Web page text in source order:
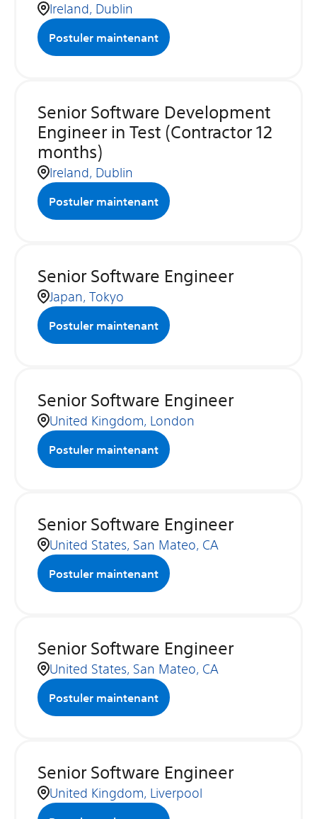
Ireland, Dublin
Postuler maintenant
Senior Software Development
Engineer in Test (Contractor 12
months)
Ireland, Dublin
Postuler maintenant
Senior Software Engineer
Japan, Tokyo
Postuler maintenant
Senior Software Engineer
United Kingdom, London
Postuler maintenant
Senior Software Engineer
United States, San Mateo, CA
Postuler maintenant
Senior Software Engineer
United States, San Mateo, CA
Postuler maintenant
Senior Software Engineer
United Kingdom, Liverpool